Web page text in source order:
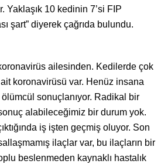
Yaklaşık 10 kedinin 7’si FIP
şart” diyerek çağrıda bulundu.
ailesinden. Kedilerde çok
koronavirüsü var. Henüz insana
sonuçlanıyor. Radikal bir
alabileceğimiz bir durum yok.
iş işten geçmiş oluyor. Son
ilaçlar var, bu ilaçların bir
beslenmeden kaynaklı hastalık